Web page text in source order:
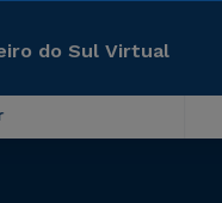
do Sul Virtual